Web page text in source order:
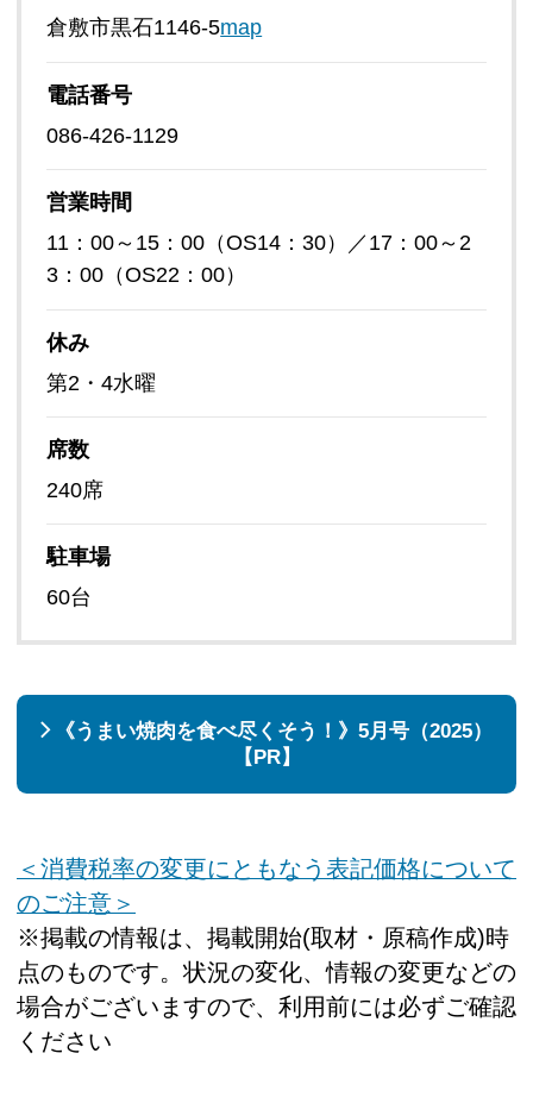
倉敷市黒石1146-5map
電話番号
086-426-1129
営業時間
11：00～15：00（OS14：30）／17：00～2
3：00（OS22：00）
休み
第2・4水曜
席数
240席
駐車場
60台
《うまい焼肉を食べ尽くそう！》5月号（2025）
【PR】
＜消費税率の変更にともなう表記価格について
のご注意＞
※掲載の情報は、掲載開始(取材・原稿作成)時
点のものです。状況の変化、情報の変更などの
場合がございますので、利用前には必ずご確認
ください